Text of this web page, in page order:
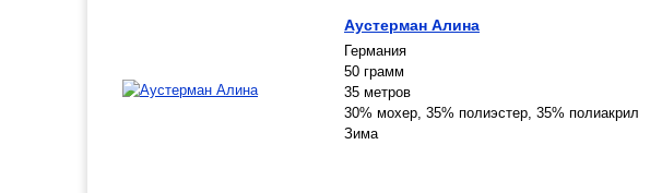
Аустерман Алина
Германия
50 грамм
35 метров
30% мохер, 35% полиэстер, 35% полиакрил
Зима